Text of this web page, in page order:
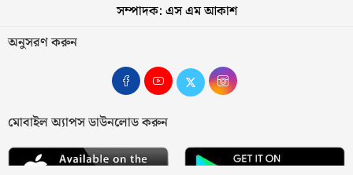
সম্পাদক: এস এম আকাশ
অনুসরণ করুন
মোবাইল অ্যাপস ডাউনলোড করুন